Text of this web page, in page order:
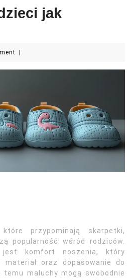
jak
przypominają skarpetki,
popularność wśród rodziców.
jest komfort noszenia, który
materiał oraz dopasowanie do
temu maluchy mogą swobodnie